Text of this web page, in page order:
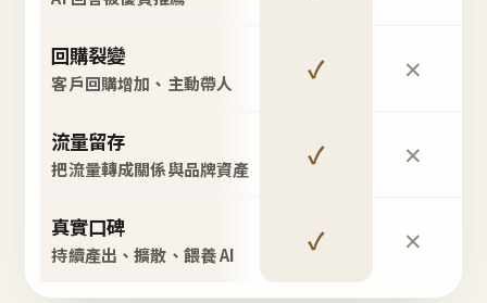
回購裂變
客戶回購增加、主動帶人 ✓ ✕
流量留存
把流量轉成關係與品牌資產 ✓ ✕
真實口碑
持續產出、擴散、餵養 AI ✓ ✕